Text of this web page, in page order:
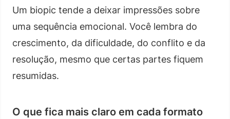
Um biopic tende a deixar impressões sobre
uma sequência emocional. Você lembra do
crescimento, da dificuldade, do conflito e da
resolução, mesmo que certas partes fiquem
resumidas.
O que fica mais claro em cada formato